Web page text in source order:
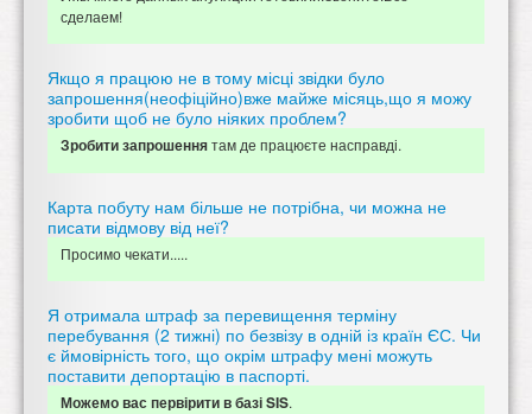
сделаем!
Якщо я працюю не в тому місці звідки було
запрошення(неофіційно)вже майже місяць,що я можу
зробити щоб не було ніяких проблем?
Зробити запрошеннятам де працюєте насправді.
Карта побуту нам більше не потрібна, чи можна не
писати відмову від неї?
Просимо чекати.....
Я отримала штраф за перевищення терміну
перебування (2 тижні) по безвізу в одній із країн ЄС. Чи
є ймовірність того, що окрім штрафу мені можуть
поставити депортацію в паспорті.
Можемо вас первірити в базі SIS.